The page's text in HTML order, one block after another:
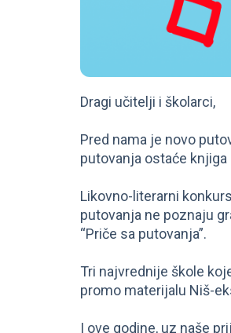
Dragi učitelji i školarci,
Pred nama je novo
putovanja ostaće
Likovno-literarni
putovanja ne poznaju
“Priče sa putovanja”.
Tri najvrednije škole
promo materijalu Niš-
I ove godine, uz naše